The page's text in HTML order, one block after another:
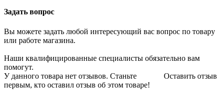
Задать вопрос
Вы можете задать любой интересующий вас вопрос по товару
или работе магазина.
Наши квалифицированные специалисты обязательно вам
помогут.
Оставить отзыв
У данного товара нет отзывов. Станьте
первым, кто оставил отзыв об этом товаре!